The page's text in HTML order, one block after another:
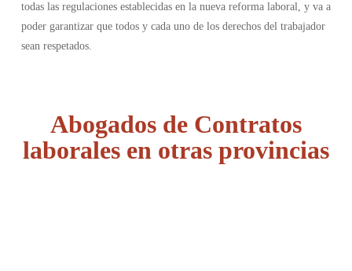
todas las regulaciones establecidas en la nueva reforma laboral, y va a
poder garantizar que todos y cada uno de los derechos del trabajador
sean respetados.
Abogados de Contratos
laborales en otras provincias